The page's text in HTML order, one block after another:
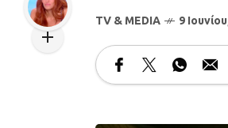
TV & MEDIA 9